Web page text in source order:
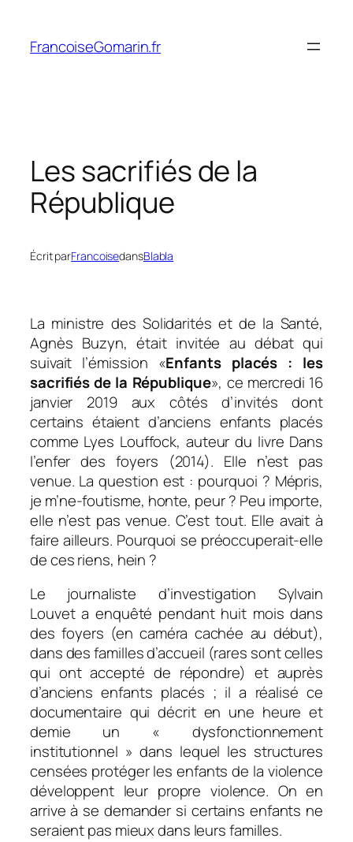
contenu
FrancoiseGomarin.fr
Les sacrifiés de la
République
Écrit parFrancoisedansBlabla
La ministre des Solidarités et de la Santé,
Agnès Buzyn, était invitée au débat qui
suivait l’émission «Enfants placés : les
sacrifiés de la République», ce mercredi 16
janvier 2019 aux côtés d’invités dont
certains étaient d’anciens enfants placés
comme Lyes Louffock, auteur du livre Dans
l’enfer des foyers (2014). Elle n’est pas
venue. La question est : pourquoi ? Mépris,
je m’ne-foutisme, honte, peur ? Peu importe,
elle n’est pas venue. C’est tout. Elle avait à
faire ailleurs. Pourquoi se préoccuperait-elle
de ces riens, hein ?
Le journaliste d’investigation Sylvain
Louvet a enquêté pendant huit mois dans
des foyers (en caméra cachée au début),
dans des familles d’accueil (rares sont celles
qui ont accepté de répondre) et auprès
d’anciens enfants placés ; il a réalisé ce
documentaire qui décrit en une heure et
demie un « dysfonctionnement
institutionnel » dans lequel les structures
censées protéger les enfants de la violence
développent leur propre violence. On en
arrive à se demander si certains enfants ne
seraient pas mieux dans leurs familles.